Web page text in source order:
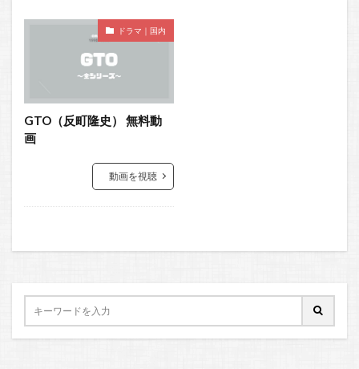
ドラマ｜国内
GTO（反町隆史） 無料動
画
動画を視聴